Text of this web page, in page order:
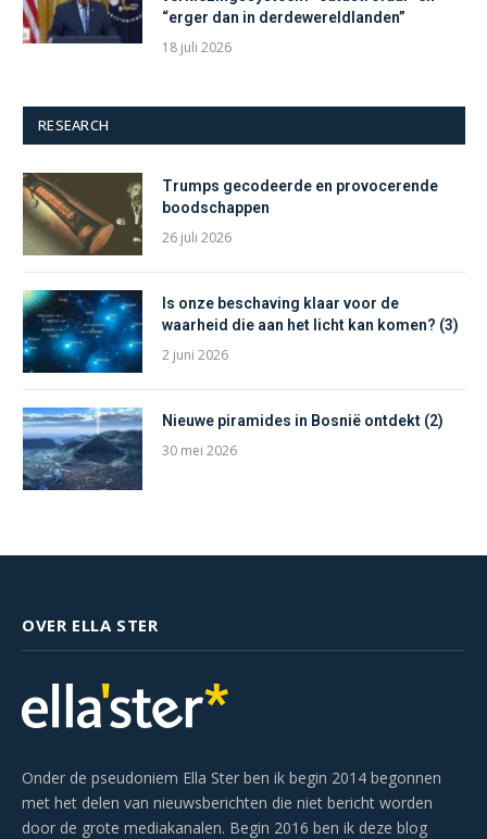
“erger dan in derdewereldlanden”
18 juli 2026
RESEARCH
Trumps gecodeerde en provocerende
boodschappen
26 juli 2026
Is onze beschaving klaar voor de
waarheid die aan het licht kan komen? (3)
2 juni 2026
Nieuwe piramides in Bosnië ontdekt (2)
30 mei 2026
OVER ELLA STER
Onder de pseudoniem Ella Ster ben ik begin 2014 begonnen
met het delen van nieuwsberichten die niet bericht worden
door de grote mediakanalen. Begin 2016 ben ik deze blog